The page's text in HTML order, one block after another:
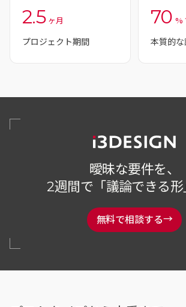
2.5 ヶ月
プロジェクト期間
70
本質的
曖昧な要件を、
2週間で「議論できる形
無料で相談する→